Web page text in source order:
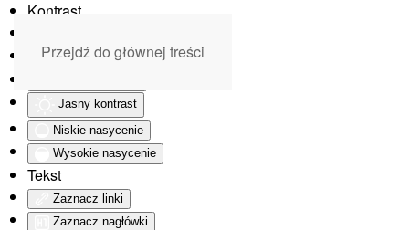
Kontrast
Monochromatyczny
Jasny kontrast
Niskie nasycenie
Wysokie nasycenie
Tekst
Zaznacz linki
Zaznacz nagłówki
Przejdź do głównej treści